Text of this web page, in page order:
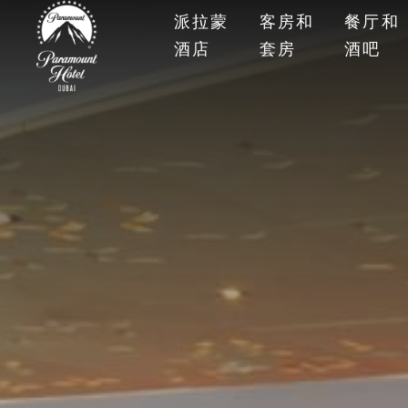
派拉蒙
酒店
客房和
套房
餐厅和
酒吧